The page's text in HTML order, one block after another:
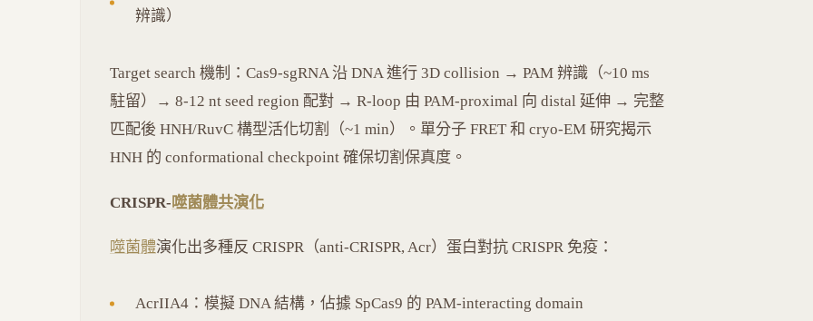
辨識）
Target search 機制：Cas9-sgRNA 沿 DNA 進行 3D collision → PAM 辨識（~10 ms
駐留）→ 8-12 nt seed region 配對 → R-loop 由 PAM-proximal 向 distal 延伸 → 完整
匹配後 HNH/RuvC 構型活化切割（~1 min）。單分子 FRET 和 cryo-EM 研究揭示
HNH 的 conformational checkpoint 確保切割保真度。
CRISPR-噬菌體共演化
噬菌體演化出多種反 CRISPR（anti-CRISPR, Acr）蛋白對抗 CRISPR 免疫：
AcrIIA4：模擬 DNA 結構，佔據 SpCas9 的 PAM-interacting domain